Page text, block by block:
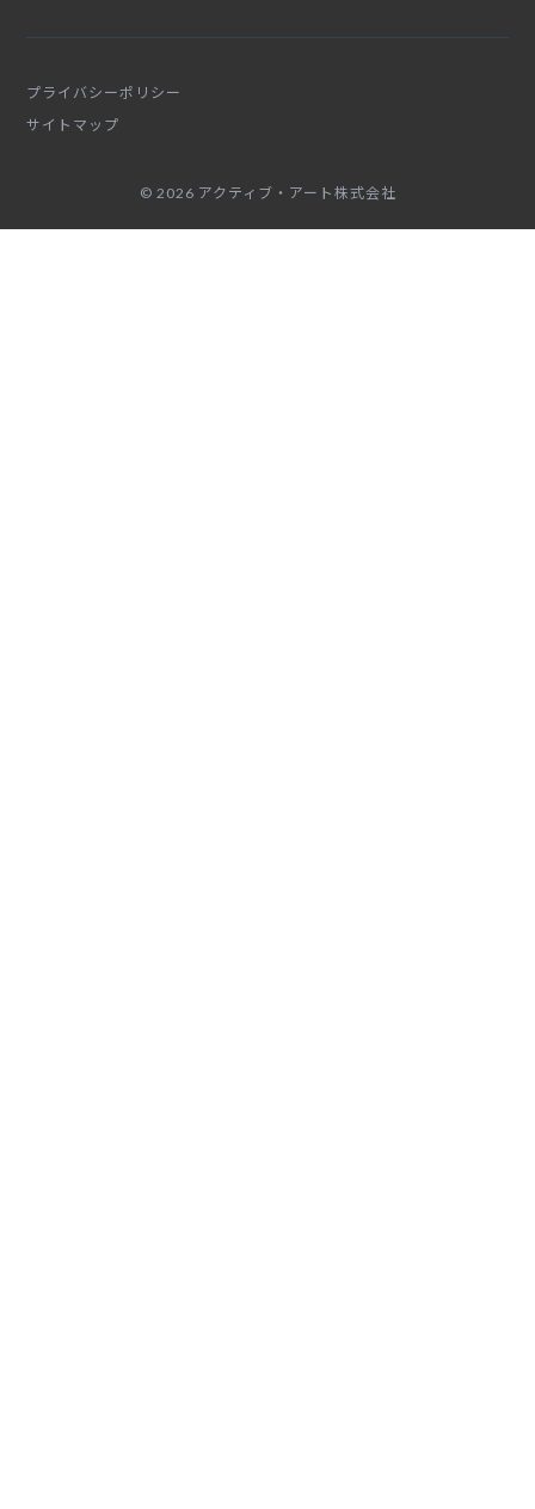
プライバシーポリシー
サイトマップ
© 2026 アクティブ・アート株式会社